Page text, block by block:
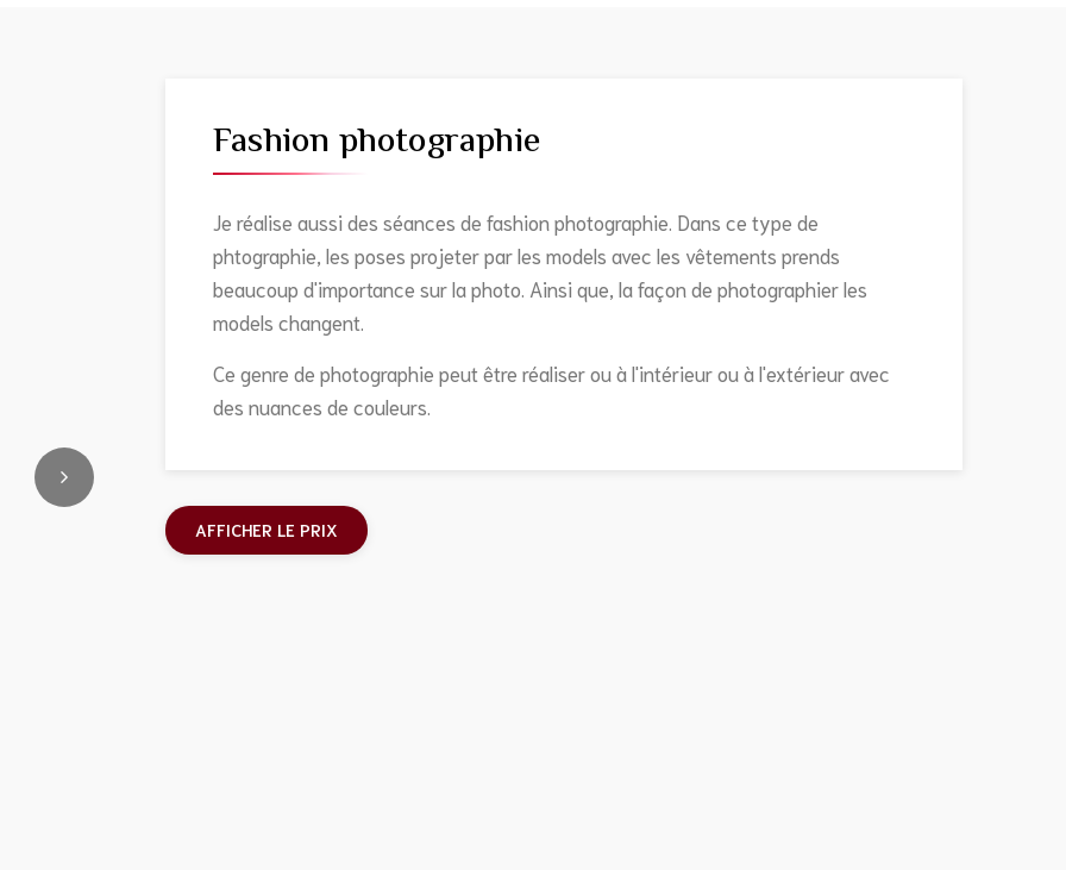
Fashion photographie
Je réalise aussi des séances de fashion photographie. Dans ce type de
phtographie, les poses projeter par les models avec les vêtements prends
beaucoup d'importance sur la photo. Ainsi que, la façon de photographier les
models changent.
Ce genre de photographie peut être réaliser ou à l'intérieur ou à l'extérieur avec
des nuances de couleurs.
AFFICHER LE PRIX